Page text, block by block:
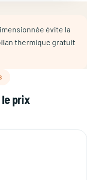
évite la
thermique gratuit
prix